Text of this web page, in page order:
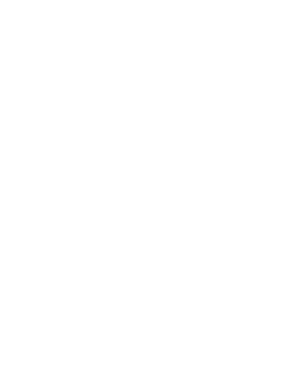
dem internationalen